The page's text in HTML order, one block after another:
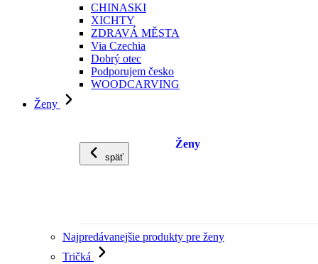
CHINASKI
XICHTY
ZDRAVÁ MĚSTA
Via Czechia
Dobrý otec
Podporujem česko
WOODCARVING
Ženy
späť
Ženy
Najpredávanejšie produkty pre ženy
Tričká